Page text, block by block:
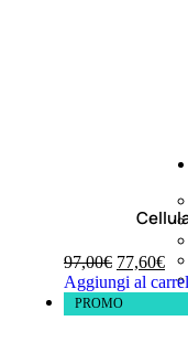
97,00€ 77,60€
Aggiungi al
PROMO